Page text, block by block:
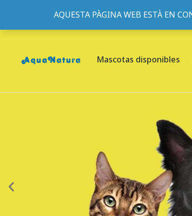
AQUESTA PÀGINA WEB ESTÀ EN
933095977-933152057-933103463- C/ de
Mascotas disponibles